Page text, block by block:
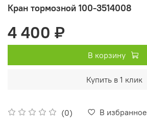
Кран тормозной 100-3514008
(0) В избранное
4 400 ₽
В корзину
Купить в 1 клик